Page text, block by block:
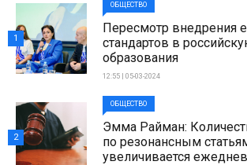
ОБЩЕСТВО
Пересмотр внедрения
стандартов в
образования
12:55 | 05-03-2024
1
ОБЩЕСТВО
Эмма Райман:
по резонансным
увеличивается
2